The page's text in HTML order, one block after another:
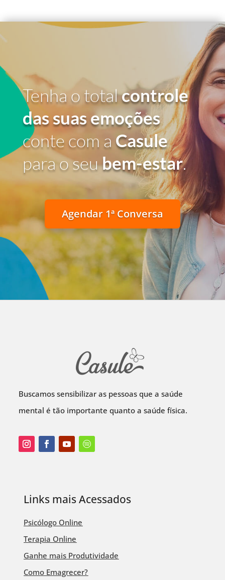
Tenha o totalcontrole
das suas emoções
conte com a Casule
para o seubem-estar.
Agendar 1ª Conversa
Buscamos sensibilizar as pessoas que a saúde
mental é tão importante quanto a saúde física.
Links mais Acessados
Psicólogo Online
Terapia Online
Ganhe mais Produtividade
Como Emagrecer?